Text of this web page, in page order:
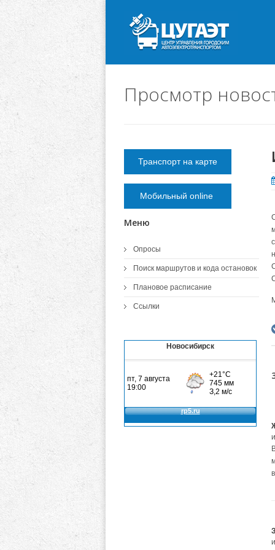
Просмотр
Транспорт на карте
Мобильный online
Меню
Опросы
Поиск маршрутов и кода остановок
Плановое расписание
Ссылки
Новосибирск